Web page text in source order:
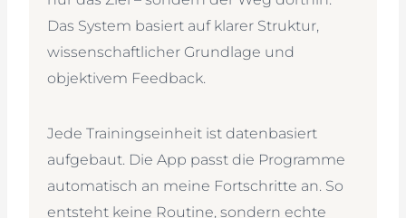
Das System basiert auf klarer Struktur,
wissenschaftlicher Grundlage und
objektivem Feedback.
Jede Trainingseinheit ist datenbasiert
aufgebaut. Die App passt die Programme
automatisch an meine Fortschritte an. So
entsteht keine Routine, sondern echte